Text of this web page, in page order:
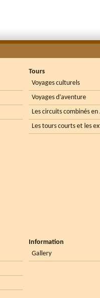
Tours
Voyages culturels
Voyages d’aventure
Les circuits combinés
Les tours courts et les
Information
Gallery